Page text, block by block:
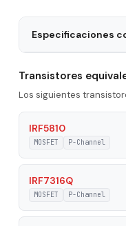
Especificaciones
tr - Rise Time
|Id| - Maximum Drain
Pd - Maximum Power
Transistores
Los siguientes
IRF5810
MOSFET P-Channel
IRF7316Q
MOSFET P-Channel